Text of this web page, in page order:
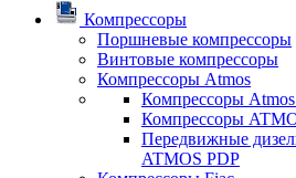
Компрессоры
Поршневые компрессоры
Винтовые компрессоры
Компрессоры Atmos
Компрессоры
Компрессоры
Передвижные
ATMOS PDP